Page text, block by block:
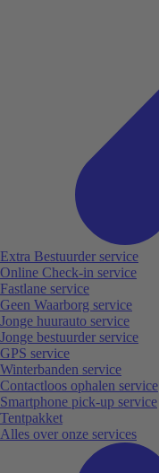
Extra Bestuurder service
Online Check-in service
Fastlane service
Geen Waarborg service
Jonge huurauto service
Jonge bestuurder service
GPS service
Winterbanden service
Contactloos ophalen service
Smartphone pick-up service
Tentpakket
Alles over onze services